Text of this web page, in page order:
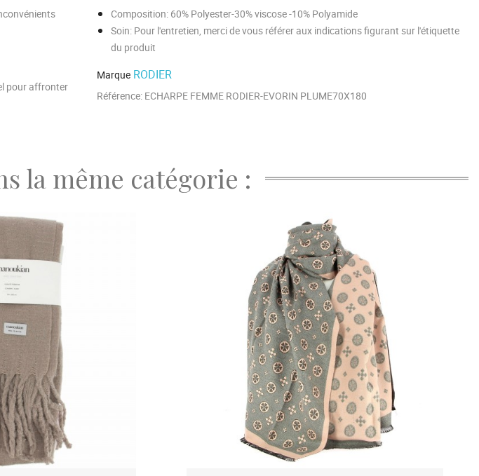
pour affronter
Composition: 60% Polyester-30% viscose -10% Polyamide
Soin: Pour l'entretien, merci de vous référer aux indications figurant sur l'étiquette
du produit
Marque RODIER
Référence: ECHARPE FEMME RODIER-EVORIN PLUME70X180
la même catégorie :